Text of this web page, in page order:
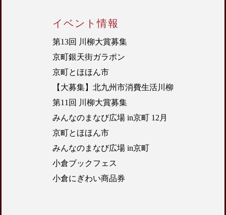
イベント情報
第13回 川柳大賞募集
京町銀天街ガラポン
京町とほほん市
【大募集】北九州市消費生活川柳
第11回 川柳大賞募集
みんなのまなび広場 in京町 12月
京町とほほん市
みんなのまなび広場 in京町
小倉ブックフェス
小倉にぎわい商品券